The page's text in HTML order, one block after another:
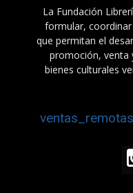
La Fundación
formular,
que permitan el
promoción, venta
bienes culturales